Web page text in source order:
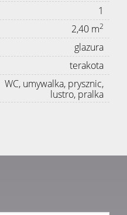
1
2,40 m2
glazura
terakota
WC, umywalka, prysznic,
lustro, pralka